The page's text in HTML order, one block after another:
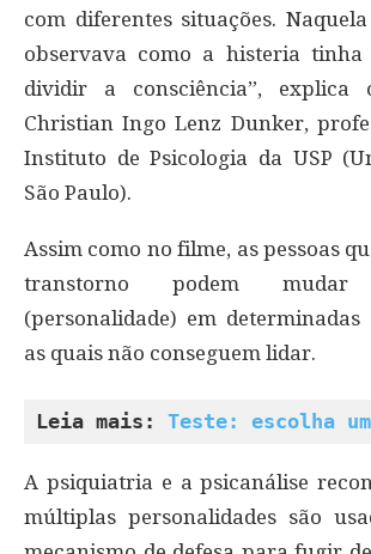
com diferentes situações.
observava como a histeria tinha
dividir a consciência”, explica
Christian Ingo Lenz Dunker,
Instituto de Psicologia da USP
São Paulo).
Assim como no filme, as pessoas
transtorno podem
(personalidade) em determinadas
as quais não conseguem lidar.
Leia mais: Teste: escolha
A psiquiatria e a psicanálise
múltiplas personalidades são